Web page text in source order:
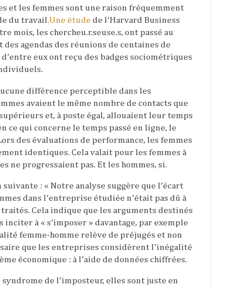
et les femmes sont une raison fréquemment
du travail.Une étude de l’Harvard Business
mois, les chercheu.r.seuse.s, ont passé au
agendas des réunions de centaines de
eux ont reçu des badges sociométriques
différence perceptible dans les
avaient le même nombre de contacts que
et, à poste égal, allouaient leur temps
ce qui concerne le temps passé en ligne, le
des évaluations de performance, les femmes
identiques. Cela valait pour les femmes à
ne progressaient pas. Et les hommes, si.
: « Notre analyse suggère que l’écart
dans l’entreprise étudiée n’était pas dû à
Cela indique que les arguments destinés
à « s’imposer » davantage, par exemple
femme-homme relève de préjugés et non
que les entreprises considèrent l’inégalité
économique : à l’aide de données chiffrées.
de l’imposteur, elles sont juste en